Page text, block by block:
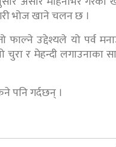
भोज खाने चलन छ ।
उद्देश्यले यो पर्व
चुरा र मेहन्दी लगाउनाका
पनि गर्दछन् ।